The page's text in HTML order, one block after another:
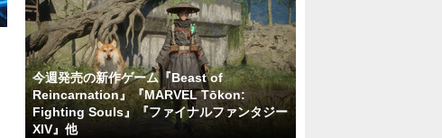
今週発売の新作ゲーム『Beast of
Reincarnation』『MARVEL Tōkon:
Fighting Souls』『ファイナルファンタジー
XIV』他